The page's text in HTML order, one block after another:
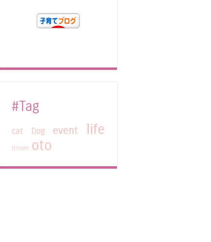
#Tag
cat Dog event life
movie oto